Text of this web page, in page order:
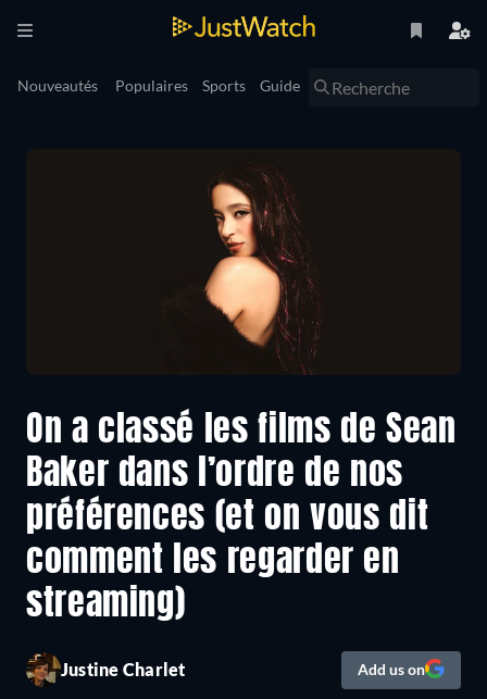
Nouveautés Populaires Sports Guide
On a classé les films de Sean
Baker dans l’ordre de nos
préférences (et on vous dit
comment les regarder en
streaming)
Justine Charlet Add us on